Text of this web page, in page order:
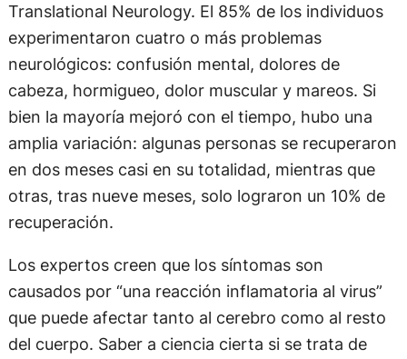
Translational Neurology. El 85% de los individuos
experimentaron cuatro o más problemas
neurológicos: confusión mental, dolores de
cabeza, hormigueo, dolor muscular y mareos. Si
bien la mayoría mejoró con el tiempo, hubo una
amplia variación: algunas personas se recuperaron
en dos meses casi en su totalidad, mientras que
otras, tras nueve meses, solo lograron un 10% de
recuperación.
Los expertos creen que los síntomas son
causados por “una reacción inflamatoria al virus”
que puede afectar tanto al cerebro como al resto
del cuerpo. Saber a ciencia cierta si se trata de